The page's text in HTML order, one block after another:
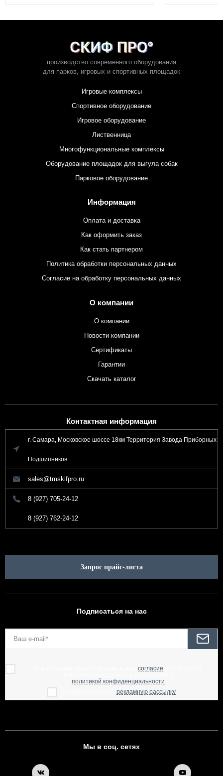
производство современного оборудования
для парков, игровых и спортивных площадок
Игровые комплексы
Спортивное оборудование
Игровое оборудование
Лиственница
Многофункциональные комплексы
Оборудование площадок для выгула собак
Парковое оборудование
Информация
Оплата и доставка
Как оформить заказ
Как стать партнером
Политика обработки персональных данных
Согласие на обработку персональных данных
О компании
О компании
Новости компании
Сертификаты
Гарантии
Скачать каталог
Контактная информация
г. Самара, Московское шоссе 18км Территория Завода Приборных
Подшипников
sales@tmskifpro.ru
8 (927) 705-24-12
8 (927) 762-24-12
Запрос прайс-листа
Подписаться на нас
согласие
политикой конфиденциальности
рекламную рассылку
Мы в соц. сетях